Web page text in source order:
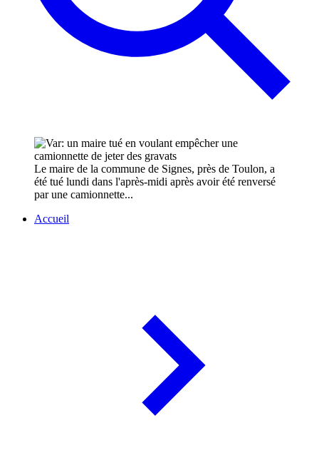
Le maire de la commune de Signes, près de Toulon, a
été tué lundi dans l'après-midi après avoir été renversé
par une camionnette...
Accueil